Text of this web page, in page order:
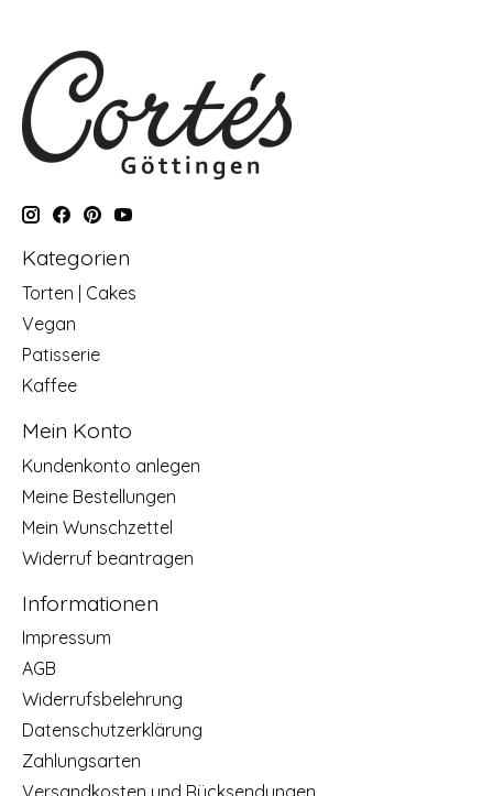
Kategorien
Torten | Cakes
Vegan
Patisserie
Kaffee
Mein Konto
Kundenkonto anlegen
Meine Bestellungen
Mein Wunschzettel
Widerruf beantragen
Informationen
Impressum
AGB
Widerrufsbelehrung
Datenschutzerklärung
Zahlungsarten